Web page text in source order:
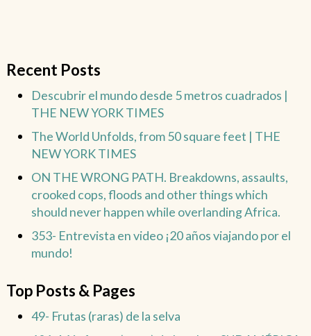
Recent Posts
Descubrir el mundo desde 5 metros cuadrados |
THE NEW YORK TIMES
The World Unfolds, from 50 square feet | THE
NEW YORK TIMES
ON THE WRONG PATH. Breakdowns, assaults,
crooked cops, floods and other things which
should never happen while overlanding Africa.
353- Entrevista en video ¡20 años viajando por el
mundo!
Top Posts & Pages
49- Frutas (raras) de la selva